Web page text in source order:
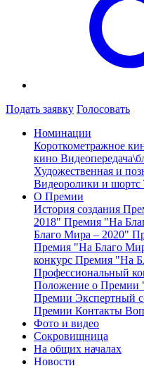
Подать заявку Голосовать
Номинации
Короткометражное
кино
Художественная и
Видеоролики и шортс
О Премии
История создания
2018" Премия "На
Благо Мира – 2020"
Премия "На Благо
конкурс Премия "На
Профессиональный
Положение о Премии
Премии Экспертный
Премии Контакты
Фото и видео
Сокровищница
На общих началах
Новости